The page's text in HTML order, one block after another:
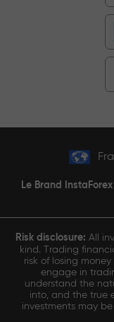
Le Brand InstaForex
Risk disclosure: All
kind. Trading
risk of losing
engage in
understand the
into, and the true
investments may